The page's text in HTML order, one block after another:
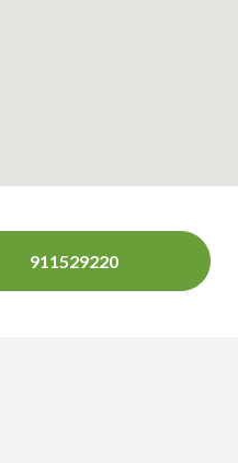
911529220